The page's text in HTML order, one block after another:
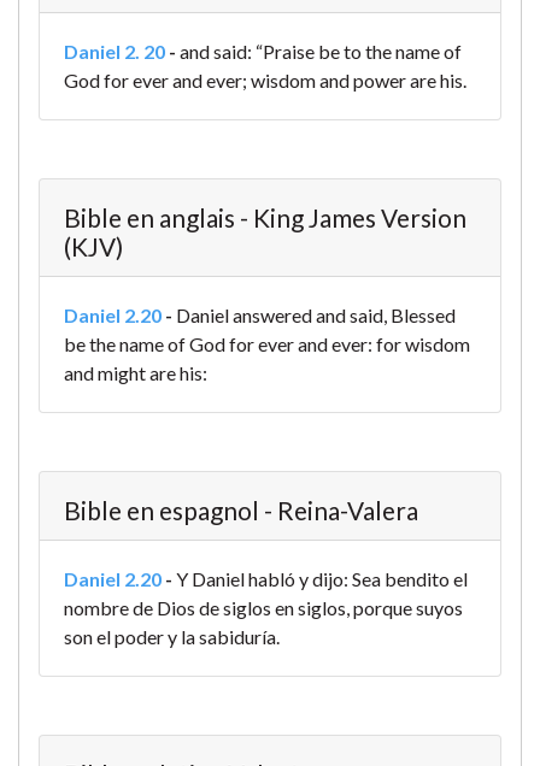
Daniel 2. 20 - and said: “Praise be to the name of
God for ever and ever; wisdom and power are his.
Bible en anglais - King James Version
(KJV)
Daniel 2.20 - Daniel answered and said, Blessed
be the name of God for ever and ever: for wisdom
and might are his:
Bible en espagnol - Reina-Valera
Daniel 2.20 - Y Daniel habló y dijo: Sea bendito el
nombre de Dios de siglos en siglos, porque suyos
son el poder y la sabiduría.